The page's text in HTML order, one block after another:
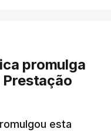
promulga
esta